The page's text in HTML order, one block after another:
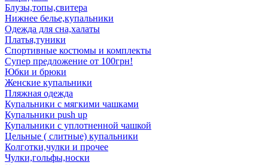
Блузы,топы,свитера
Нижнее белье,купальники
Одежда для сна,халаты
Платья,туники
Спортивные костюмы и комплекты
Супер предложение от 100грн!
Юбки и брюки
Женские купальники
Пляжная одежда
Купальники с мягкими чашками
Купальники push up
Купальники с уплотненной чашкой
Цельные ( слитные) купальники
Колготки,чулки и прочее
Чулки,гольфы,носки